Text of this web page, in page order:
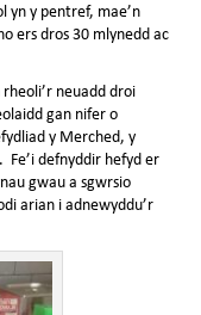
yn y pentref, mae’n
ers dros 30 mlynedd ac
neuadd droi
gan nifer o
y Merched, y
Fe’i defnyddir hefyd er
gwau a sgwrsio
arian i adnewyddu’r